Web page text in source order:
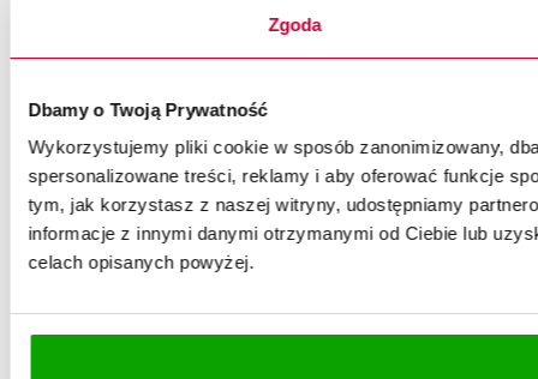
Zgoda
Dbamy o Twoją Prywatność
Wykorzystujemy pliki cookie w sposób zanonimizowany,
spersonalizowane treści, reklamy i aby oferować funkcje
tym, jak korzystasz z naszej witryny, udostępniamy
informacje z innymi danymi otrzymanymi od Ciebie lub
celach opisanych powyżej.